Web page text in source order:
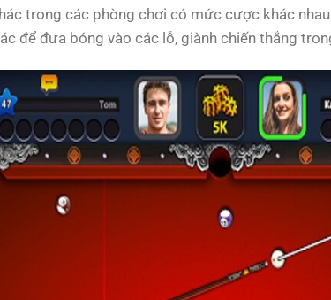
trong các phòng chơi có mức cược khác
để đưa bóng vào các lỗ, giành chiến thắng